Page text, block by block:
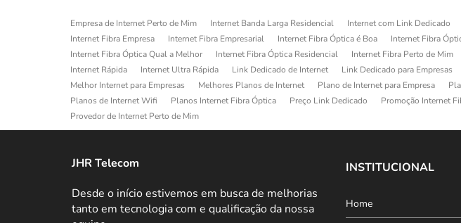
Empresa de Internet Perto de Mim Internet Banda Larga Residencial Internet com Link Dedicado
Internet Fibra Empresa
Internet Fibra Empresarial Internet Fibra Óptica é Boa Internet Fibra
Internet Fibra Óptica Qual a Melhor
Internet Fibra Óptica Residencial Internet Fibra Perto de Mim
Internet Rápida
Internet Ultra Rápida Link Dedicado de Internet Link Dedicado para Empresas
Melhor Internet para Empresas
Melhores Planos de Internet Plano de Internet para Empresa
Planos de Internet Wifi
Planos Internet Fibra Óptica Preço Link Dedicado Promoção Internet
Provedor de Internet Perto de Mim
JHR Telecom
Desde o início estivemos em busca de melhorias
tanto em tecnologia com e qualificação da nossa
INSTITUCIONAL
Home